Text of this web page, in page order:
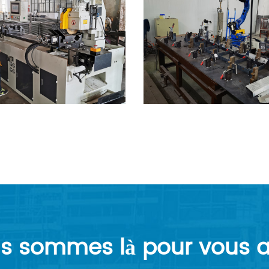
sommes là pour vous